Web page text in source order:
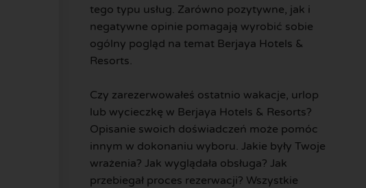
tego typu usług. Zarówno pozytywne, jak i
negatywne opinie pomagają wyrobić sobie
ogólny pogląd na temat Berjaya Hotels &
Resorts.
Czy zarezerwowałeś ostatnio wakacje, urlop
lub wycieczkę w Berjaya Hotels & Resorts?
Opisanie swoich doświadczeń może pomóc
innym w dokonaniu wyboru. Jakie były Twoje
wrażenia? Jak wyglądała obsługa? Jak
przebiegał proces rezerwacji? Wszystkie